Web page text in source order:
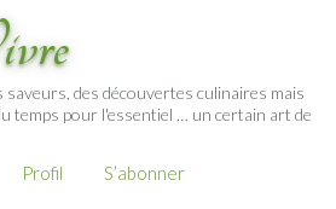
saveurs, des découvertes culinaires mais
temps pour l'essentiel … un certain art de
Profil S’abonner